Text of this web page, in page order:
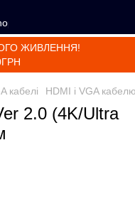
ЖИВЛЕННЯ!
кабелі HDMI і VGA
2.0 (4K/Ultra